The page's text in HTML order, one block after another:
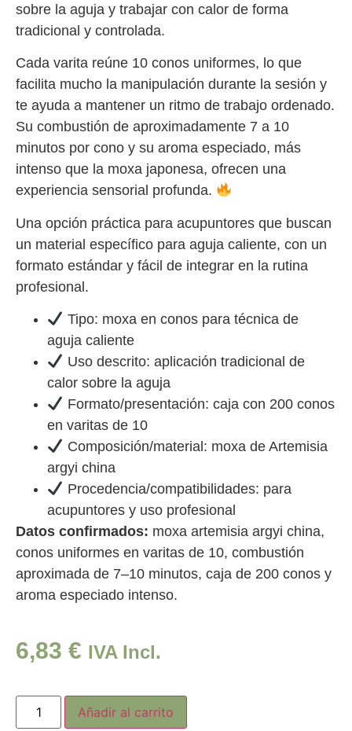
sobre la aguja y trabajar con calor de forma
tradicional y controlada.
Cada varita reúne 10 conos uniformes, lo que
facilita mucho la manipulación durante la sesión y
te ayuda a mantener un ritmo de trabajo ordenado.
Su combustión de aproximadamente 7 a 10
minutos por cono y su aroma especiado, más
intenso que la moxa japonesa, ofrecen una
experiencia sensorial profunda.
Una opción práctica para acupuntores que buscan
un material específico para aguja caliente, con un
formato estándar y fácil de integrar en la rutina
profesional.
Tipo: moxa en conos para técnica de
aguja caliente
Uso descrito: aplicación tradicional de
calor sobre la aguja
Formato/presentación: caja con 200 conos
en varitas de 10
Composición/material: moxa de Artemisia
argyi china
Procedencia/compatibilidades: para
acupuntores y uso profesional
Datos confirmados: moxa artemisia argyi china,
conos uniformes en varitas de 10, combustión
aproximada de 7–10 minutos, caja de 200 conos y
aroma especiado intenso.
6,83 € IVA Incl.
Añadir al carrito